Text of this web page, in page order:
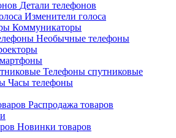
Детали телефонов
Изменители голоса
Коммуникаторы
Необычные телефоны
Телефоны спутниковые
Часы телефоны
Распродажа товаров
Новинки товаров